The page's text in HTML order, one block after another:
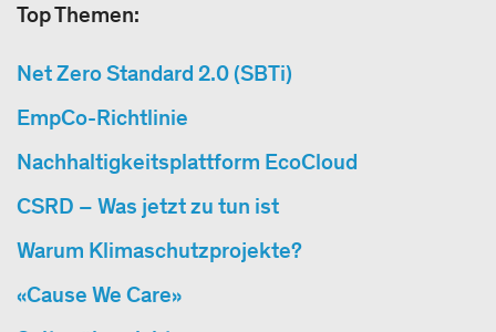
Top Themen:
Net Zero Standard 2.0 (SBTi)
EmpCo-Richtlinie
Nachhaltigkeitsplattform EcoCloud
CSRD – Was jetzt zu tun ist
Warum Klimaschutzprojekte?
«Cause We Care»